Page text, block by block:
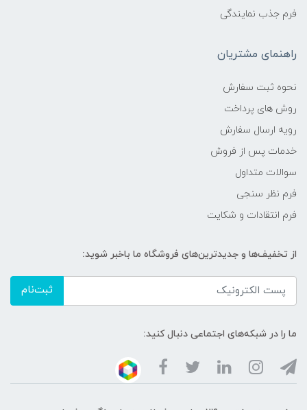
فرم جذب نمایندگی
راهنمای مشتریان
نحوه ثبت سفارش
روش های پرداخت
رویه ارسال سفارش
خدمات پس از فروش
سوالات متداول
فرم نظر سنجی
فرم انتقادات و شکایت
از تخفیف‌ها و جدیدترین‌های فروشگاه ما باخبر شوید:
ثبت‌نام
ما را در شبکه‌های اجتماعی دنبال کنید: